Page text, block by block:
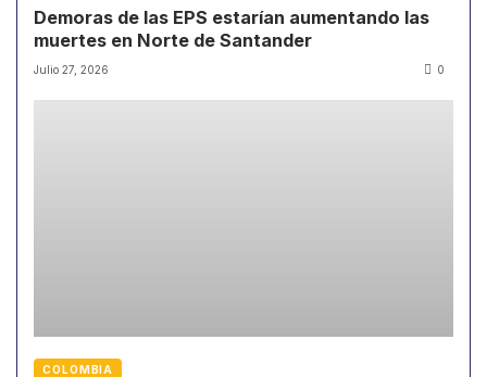
Demoras de las EPS estarían aumentando las
muertes en Norte de Santander
Julio 27, 2026 0
COLOMBIA